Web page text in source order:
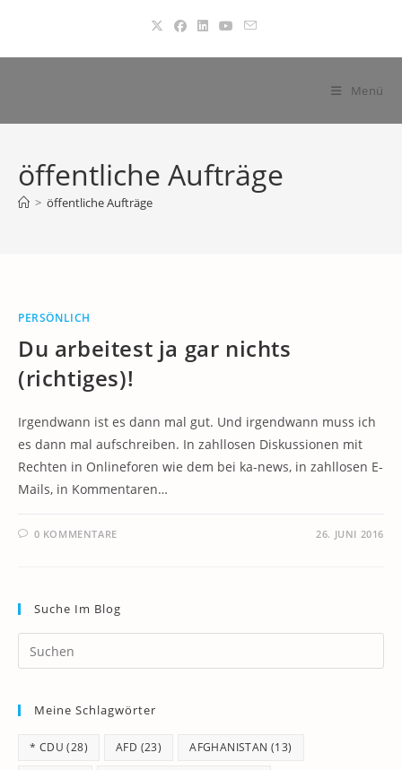
springen
Menü
öffentliche Aufträge
> öffentliche Aufträge
PERSÖNLICH
Du arbeitest ja gar nichts
(richtiges)!
Irgendwann ist es dann mal gut. Und irgendwann muss ich
es dann mal aufschreiben. In zahllosen Diskussionen mit
Rechten in Onlineforen wie dem bei ka-news, in zahllosen E-
Mails, in Kommentaren…
0 KOMMENTARE 26. JUNI 2016
Suche Im Blog
Meine Schlagwörter
* CDU (28) AFD (23) AFGHANISTAN (13)